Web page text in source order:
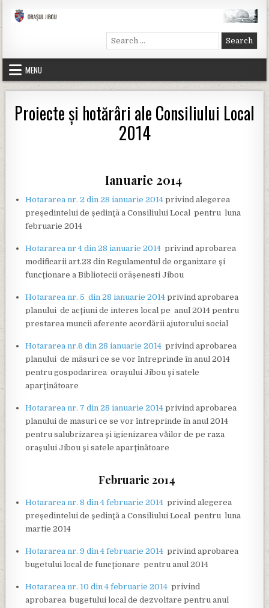
Primăria Jibou
Site-ul oficial al primăriei Jibou
Search for:
MENU
Proiecte şi hotărâri ale Consiliului Local
2014
Ianuarie 2014
Hotararea nr. 2 din 28 ianuarie 2014privind alegerea
preşedintelui de şedinţă a Consiliului Local pentru luna
februarie 2014
Hotararea nr 4 din 28 ianuarie 2014 privind aprobarea
modificarii art.23 din Regulamentul de organizare şi
funcţionare a Bibliotecii orăşenesti Jibou
Hotararea nr. 5 din 28 ianuarie 2014privind aprobarea
planului de acţiuni de interes local pe anul 2014 pentru
prestarea muncii aferente acordării ajutorului social
Hotararea nr.6 din 28 ianuarie 2014privind aprobarea
planului de măsuri ce se vor întreprinde în anul 2014
pentru gospodarirea oraşului Jibou şi satele
aparţinătoare
Hotararea nr. 7 din 28 ianuarie 2014 privind aprobarea
planului de masuri ce se vor întreprinde în anul 2014
pentru salubrizarea şi igienizarea văilor de pe raza
oraşului Jibou şi satele aparţinătoare
Februarie 2014
Hotararea nr. 8 din 4 februarie 2014 privind alegerea
preşedintelui de şedinţă a Consiliului Local pentru luna
martie 2014
Hotararea nr. 9 din 4 februarie 2014 privind aprobarea
bugetului local de funcţionare pentru anul 2014
Hotararea nr. 10 din 4 februarie 2014 privind
aprobarea bugetului local de dezvoltare pentru anul